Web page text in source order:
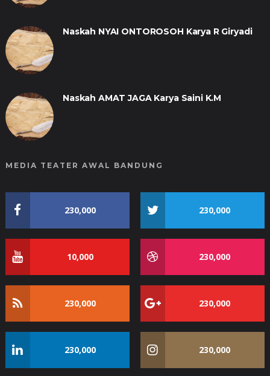
Naskah NYAI ONTOROSOH Karya R Giryadi
Naskah AMAT JAGA Karya Saini K.M
MEDIA TEATER AWAL BANDUNG
230,000 230,000
10,000 230,000
230,000 230,000
230,000 230,000